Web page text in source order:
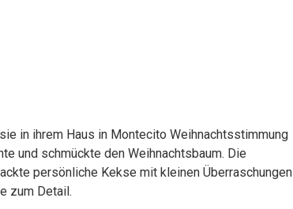
in ihrem Haus in Montecito Weihnachtsstimmung
und schmückte den Weihnachtsbaum. Die
persönliche Kekse mit kleinen Überraschungen
zum Detail.